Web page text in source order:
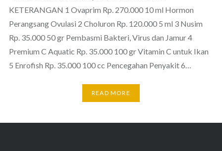
KETERANGAN 1 Ovaprim Rp. 270.000 10 ml Hormon
Perangsang Ovulasi 2 Choluron Rp. 120.000 5 ml 3 Nusim
Rp. 35.000 50 gr Pembasmi Bakteri, Virus dan Jamur 4
Premium C Aquatic Rp. 35.000 100 gr Vitamin C untuk Ikan
5 Enrofish Rp. 35.000 100 cc Pencegahan Penyakit 6…
READ MORE